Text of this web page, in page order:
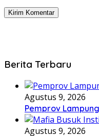
Berita Terbaru
Agustus 9, 2026
Pemprov
Agustus 9, 2026